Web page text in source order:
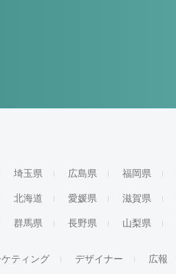
埼玉県 広島県 福岡県
北海道 愛媛県 滋賀県
群馬県 長野県 山梨県
ティング デザイナー 広報